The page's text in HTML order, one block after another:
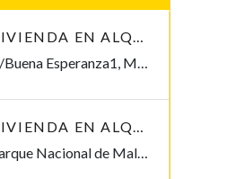
VIVIENDA EN ALQUILER, B/BUENA ESPERANZA1. 250.000/MES
B/Buena Esperanza1, Malabo Malabo, Bioko Norte , Guinea Ecuatorial
VIVIENDA EN ALQUILER POR PARQUE NACIONAL DE MALABO
Parque Nacional de Malabo Malabo, Bioko Norte , Guinea Ecuatorial